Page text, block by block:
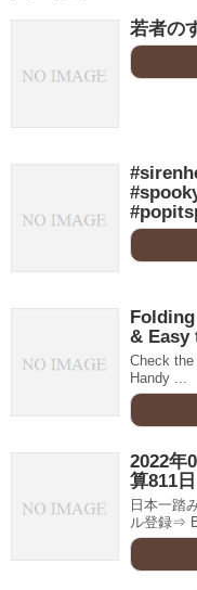
若者の
& Easy
Check
Handy ...
2022年
算811
日本一踏
ル登録⇒